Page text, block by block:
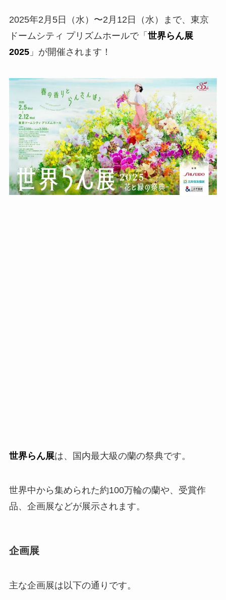
2025年2月5日（水）〜2月12日（水）まで、東京
ドームシティ プリズムホールで「 世界らん展
2025」が開催されます！
世界らん展は、国内最大級の蘭の祭典です。
世界中から集められた約100万輪の蘭や、受賞作
品、企画展などが展示されます。
企画展
主な企画展は以下の通りです。